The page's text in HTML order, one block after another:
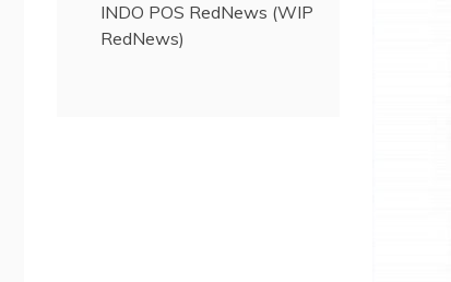
INDO POS RedNews (WIP
RedNews)